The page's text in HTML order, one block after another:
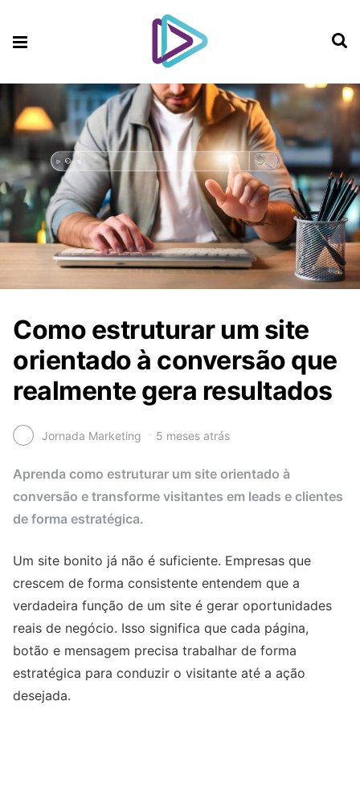
Como estruturar um site
orientado à conversão que
realmente gera resultados
Jornada Marketing 5 meses atrás
Aprenda como estruturar um site orientado à
conversão e transforme visitantes em leads e clientes
de forma estratégica.
Um site bonito já não é suficiente. Empresas que
crescem de forma consistente entendem que a
verdadeira função de um site é gerar oportunidades
reais de negócio. Isso significa que cada página,
botão e mensagem precisa trabalhar de forma
estratégica para conduzir o visitante até a ação
desejada.